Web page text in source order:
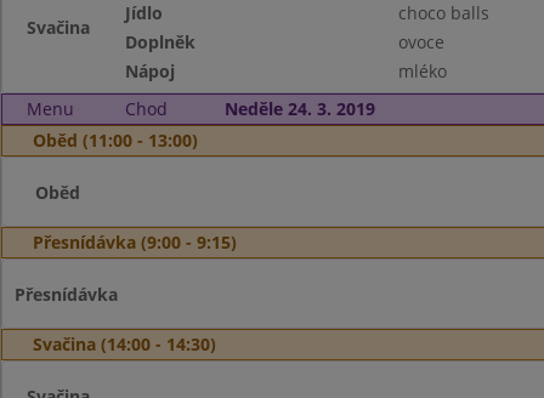
Svačina
Jídlo
choco balls
Doplněk
ovoce
Nápoj
mléko
Menu
Chod
Neděle 24. 3. 2019
Oběd (11:00 - 13:00)
Oběd
Přesnídávka (9:00 - 9:15)
Přesnídávka
Svačina (14:00 - 14:30)